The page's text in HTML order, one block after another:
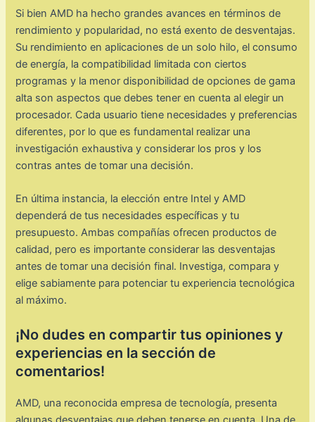
Si bien AMD ha hecho grandes avances en términos de
rendimiento y popularidad, no está exento de desventajas.
Su rendimiento en aplicaciones de un solo hilo, el consumo
de energía, la compatibilidad limitada con ciertos
programas y la menor disponibilidad de opciones de gama
alta son aspectos que debes tener en cuenta al elegir un
procesador. Cada usuario tiene necesidades y preferencias
diferentes, por lo que es fundamental realizar una
investigación exhaustiva y considerar los pros y los
contras antes de tomar una decisión.
En última instancia, la elección entre Intel y AMD
dependerá de tus necesidades específicas y tu
presupuesto. Ambas compañías ofrecen productos de
calidad, pero es importante considerar las desventajas
antes de tomar una decisión final. Investiga, compara y
elige sabiamente para potenciar tu experiencia tecnológica
al máximo.
¡No dudes en compartir tus opiniones y
experiencias en la sección de
comentarios!
AMD, una reconocida empresa de tecnología, presenta